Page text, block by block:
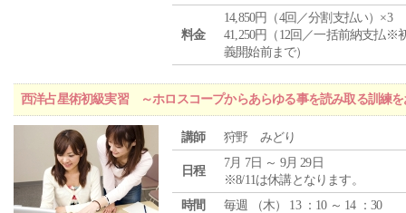
料金
14,850円（4回／分割支払い）×3
41,250円（12回／一括前納支払※
義開始前まで）
西洋占星術初級実習 ～ホロスコープからあらゆる事を読み取る訓練を
講師 狩野 みどり
日程
7月 7日 ～ 9月 29日
※8/11は休講となります。
時間
毎週 （木） 13 ：10 ～ 14 ：30